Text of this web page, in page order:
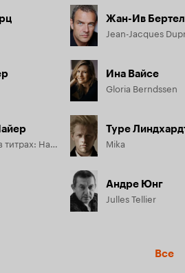
Жан-Ив
Jean-Jacques
Ина Вайсе
Gloria Berndssen
Туре
Mika
Андре Юнг
Julles Tellier
Все